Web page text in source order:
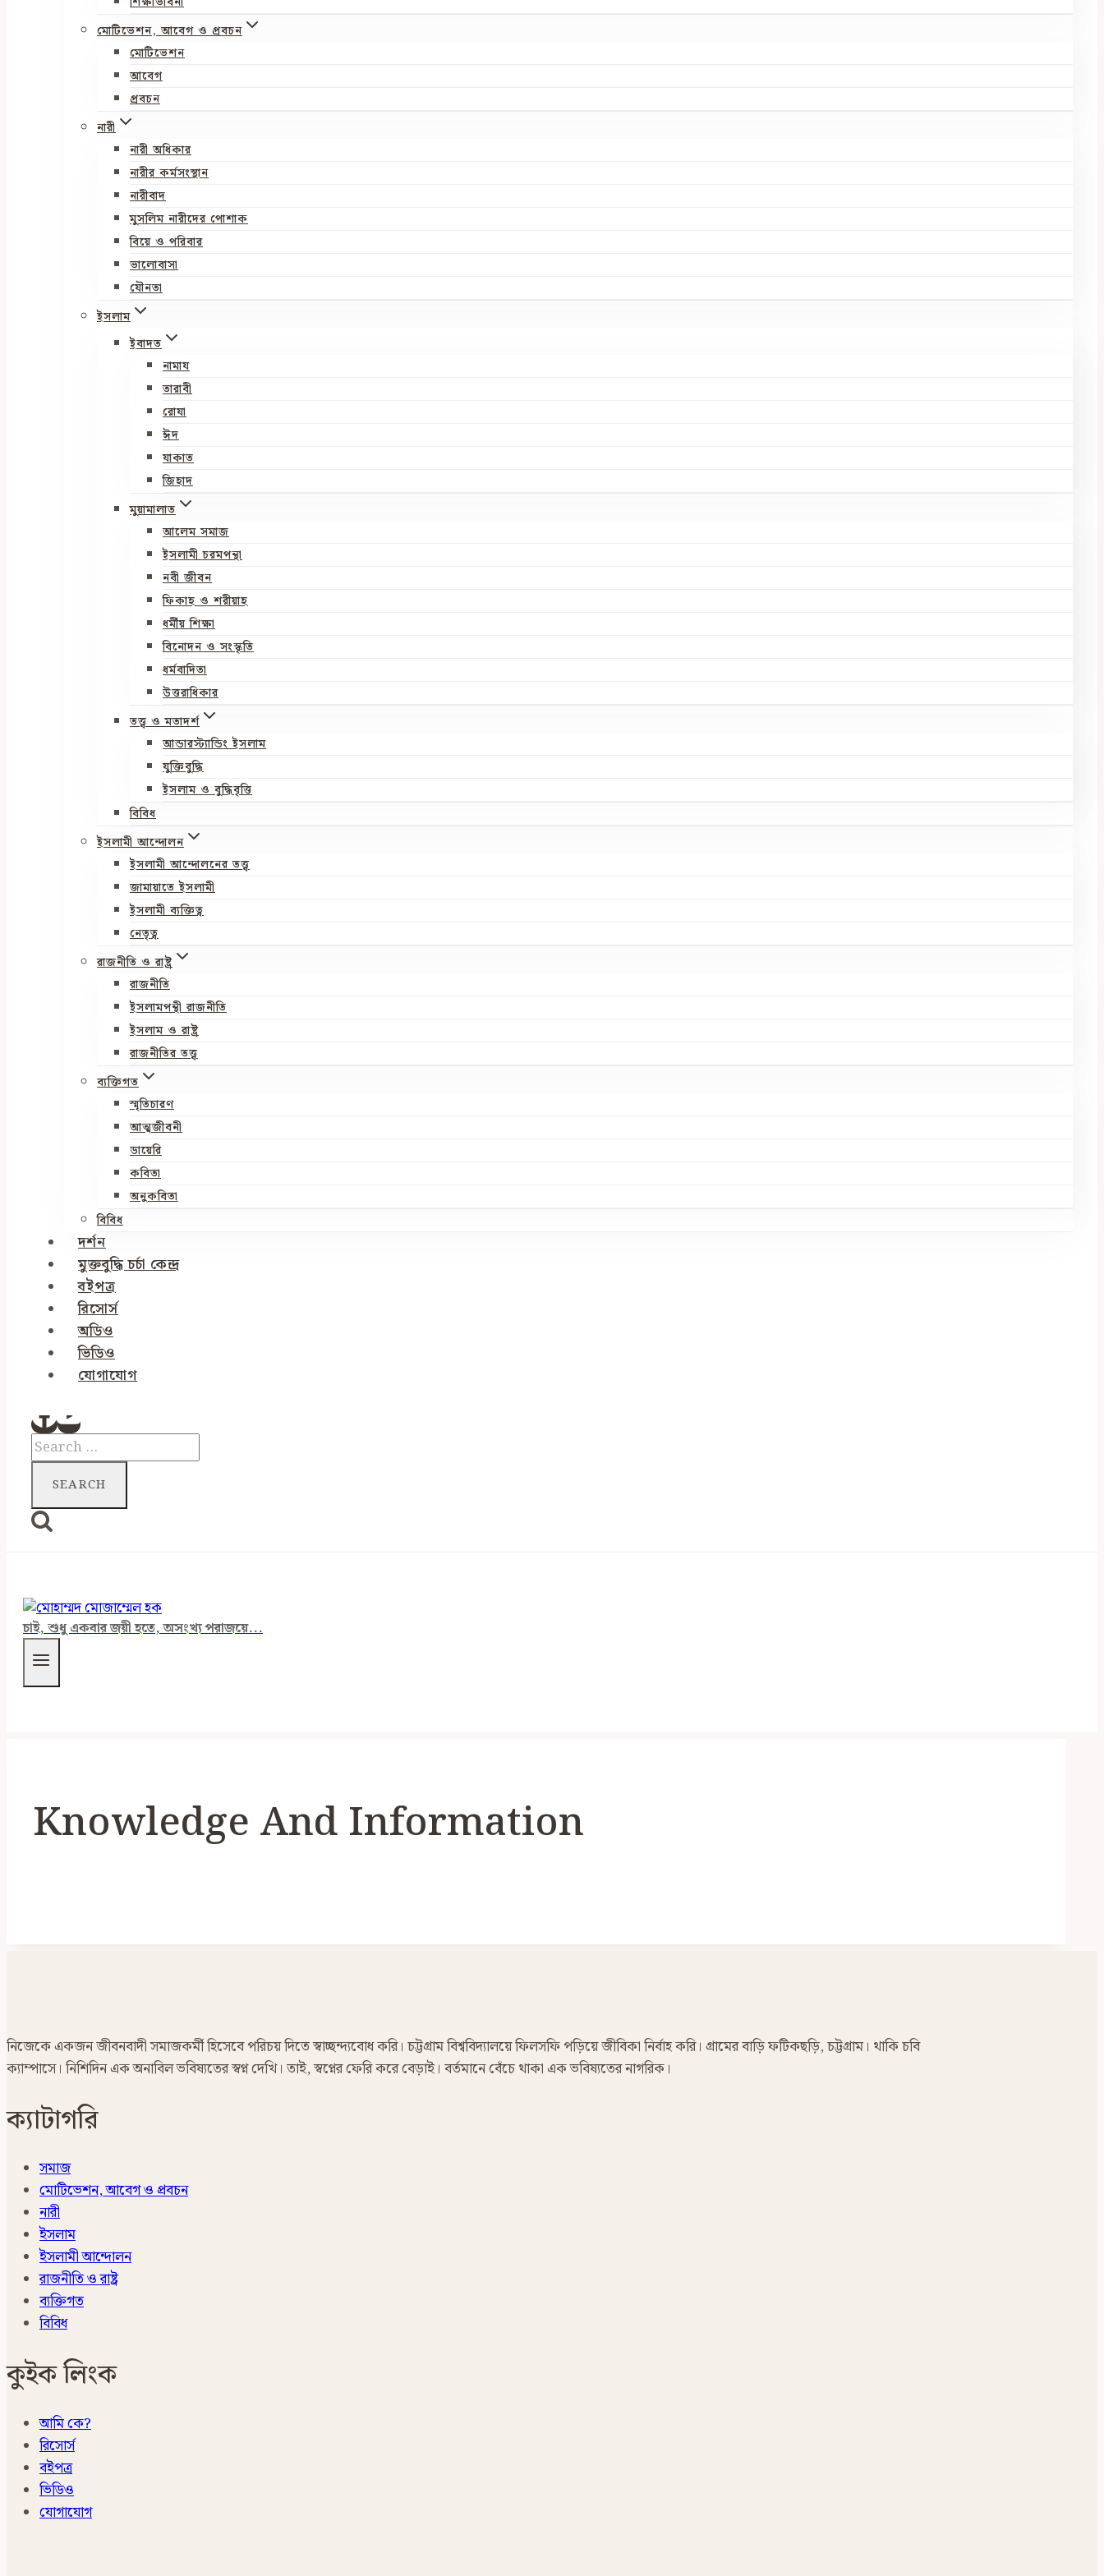
মোটিভেশন, আবেগ ও প্রবচন
মোটিভেশন
আবেগ
প্রবচন
নারী
নারী অধিকার
নারীর কর্মসংস্থান
নারীবাদ
মুসলিম নারীদের পোশাক
বিয়ে ও পরিবার
ভালোবাসা
যৌনতা
ইসলাম
ইবাদত
নামায
তারাবী
রোযা
ঈদ
যাকাত
জিহাদ
মুয়ামালাত
আলেম সমাজ
ইসলামী চরমপন্থা
নবী জীবন
ফিকাহ ও শরীয়াহ
ধর্মীয় শিক্ষা
বিনোদন ও সংস্কৃতি
ধর্মবাদিতা
উত্তরাধিকার
তত্ত্ব ও মতাদর্শ
আন্ডারস্ট্যান্ডিং ইসলাম
যুক্তিবুদ্ধি
ইসলাম ও বুদ্ধিবৃত্তি
বিবিধ
ইসলামী আন্দোলন
ইসলামী আন্দোলনের তত্ত্ব
জামায়াতে ইসলামী
ইসলামী ব্যক্তিত্ব
নেতৃত্ব
রাজনীতি ও রাষ্ট্র
রাজনীতি
ইসলামপন্থী রাজনীতি
ইসলাম ও রাষ্ট্র
রাজনীতির তত্ত্ব
ব্যক্তিগত
স্মৃতিচারণ
আত্মজীবনী
ডায়েরি
কবিতা
অনুকবিতা
বিবিধ
দর্শন
মুক্তবুদ্ধি চর্চা কেন্দ্র
বইপত্র
রিসোর্স
অডিও
ভিডিও
যোগাযোগ
Search
for:
চাই, শুধু একবার জয়ী হতে, অসংখ্য পরাজয়ে...
Knowledge And Information
নিজেকে একজন জীবনবাদী সমাজকর্মী হিসেবে পরিচয় দিতে স্বাচ্ছন্দ্যবোধ করি। চট্টগ্রাম বিশ্ববিদ্যালয়ে ফিলসফি পড়িয়ে জীবিকা নির্বাহ করি। গ্রামের বাড়ি ফটিকছড়ি, চট্টগ্রাম। থাকি চবি
ক্যাম্পাসে। নিশিদিন এক অনাবিল ভবিষ্যতের স্বপ্ন দেখি। তাই, স্বপ্নের ফেরি করে বেড়াই। বর্তমানে বেঁচে থাকা এক ভবিষ্যতের নাগরিক।
ক্যাটাগরি
সমাজ
মোটিভেশন, আবেগ ও প্রবচন
নারী
ইসলাম
ইসলামী আন্দোলন
রাজনীতি ও রাষ্ট্র
ব্যক্তিগত
বিবিধ
কুইক লিংক
আমি কে?
রিসোর্স
বইপত্র
ভিডিও
যোগাযোগ